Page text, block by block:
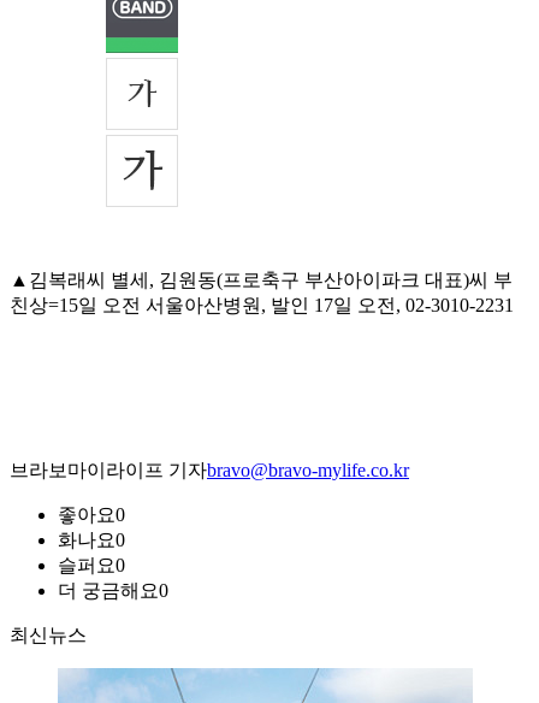
▲김복래씨 별세, 김원동(프로축구 부산아이파크 대표)씨 부
친상=15일 오전 서울아산병원, 발인 17일 오전, 02-3010-2231
브라보마이라이프 기자bravo@bravo-mylife.co.kr
좋아요0
화나요0
슬퍼요0
더 궁금해요0
최신뉴스